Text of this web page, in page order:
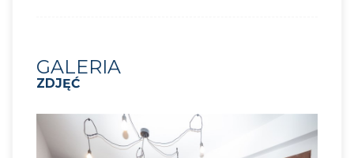
GALERIA
ZDJĘĆ